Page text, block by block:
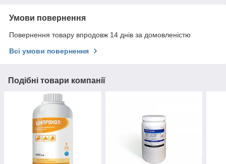
Умови повернення
Повернення товару впродовж 14 днів за домовленістю
Всі умови повернення
Подібні товари компанії